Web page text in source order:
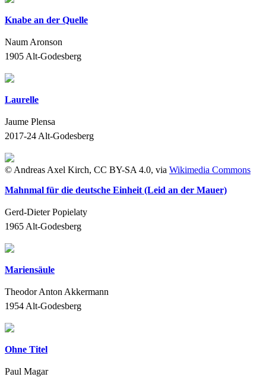
Knabe an der Quelle
Naum Aronson
1905 Alt-Godesberg
Laurelle
Jaume Plensa
2017-24 Alt-Godesberg
© Andreas Axel Kirch, CC BY-SA 4.0, via Wikimedia Commons
Mahnmal für die deutsche Einheit (Leid an der Mauer)
Gerd-Dieter Popielaty
1965 Alt-Godesberg
Mariensäule
Theodor Anton Akkermann
1954 Alt-Godesberg
Ohne Titel
Paul Magar